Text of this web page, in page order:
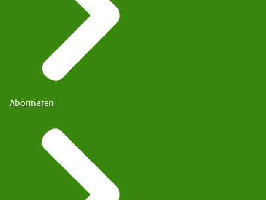
Abonneren